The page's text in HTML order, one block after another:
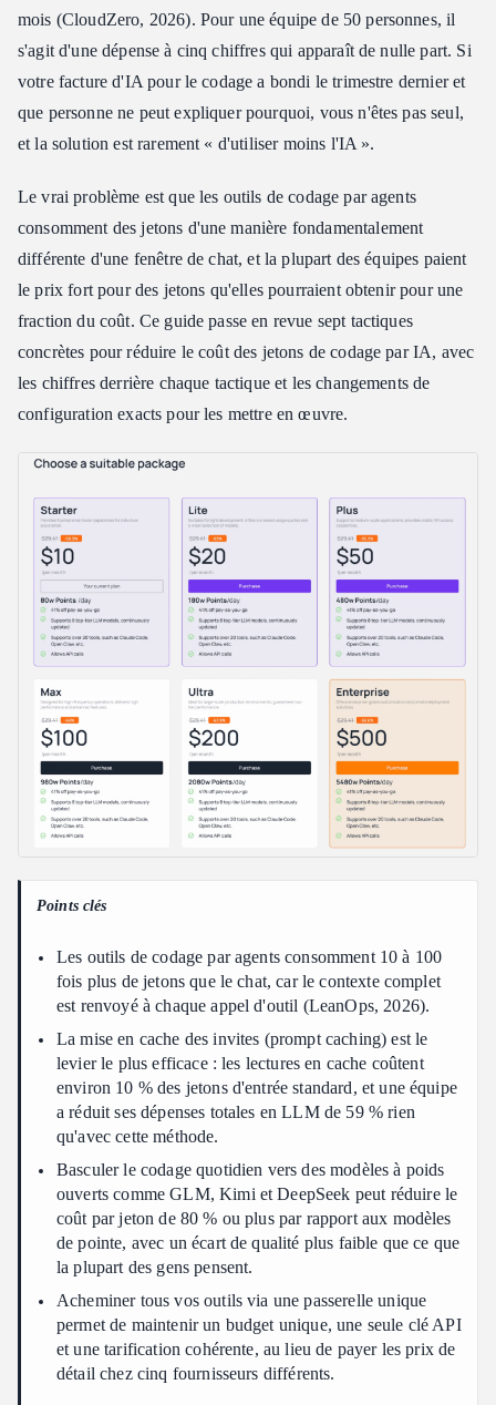
Tactique 2 : Faire correspondre le modèle à la tâche pour réduire
les coûts
Tactique 3 : Garder la fenêtre de contexte légère
Tactique 4 : Passer aux modèles à poids ouverts pour réduire le
Tactique 6 : Acheminer tous les outils via une passerelle de
codage unique
Tactique 7 : Fixer des budgets et surveiller le coût des jetons
Une comparaison de coûts réelle : Le coût des jetons de codage
En résumé : Une configuration qui maintient le coût des jetons
élevé que mon utilisation du chat ?
codage ?
Les modèles à poids ouverts moins chers sont-ils assez bons pour
le vrai travail de codage ?
Combien puis-je économiser de manière réaliste sur le coût des
jetons ?
Dois-je changer d'outils pour réduire mon coût en jetons ?
mois (CloudZero, 2026). Pour une équipe de 50 personnes, il
s'agit d'une dépense à cinq chiffres qui apparaît de nulle part. Si
votre facture d'IA pour le codage a bondi le trimestre dernier et
que personne ne peut expliquer pourquoi, vous n'êtes pas seul,
et la solution est rarement « d'utiliser moins l'IA ».
Le vrai problème est que les outils de codage par agents
consomment des jetons d'une manière fondamentalement
différente d'une fenêtre de chat, et la plupart des équipes paient
le prix fort pour des jetons qu'elles pourraient obtenir pour une
fraction du coût. Ce guide passe en revue sept tactiques
concrètes pour réduire le coût des jetons de codage par IA, avec
les chiffres derrière chaque tactique et les changements de
configuration exacts pour les mettre en œuvre.
Points clés
Les outils de codage par agents consomment 10 à 100
fois plus de jetons que le chat, car le contexte complet
est renvoyé à chaque appel d'outil (LeanOps, 2026).
La mise en cache des invites (prompt caching) est le
levier le plus efficace : les lectures en cache coûtent
environ 10 % des jetons d'entrée standard, et une équipe
a réduit ses dépenses totales en LLM de 59 % rien
qu'avec cette méthode.
Basculer le codage quotidien vers des modèles à poids
ouverts comme GLM, Kimi et DeepSeek peut réduire le
coût par jeton de 80 % ou plus par rapport aux modèles
de pointe, avec un écart de qualité plus faible que ce que
la plupart des gens pensent.
Acheminer tous vos outils via une passerelle unique
permet de maintenir un budget unique, une seule clé API
et une tarification cohérente, au lieu de payer les prix de
détail chez cinq fournisseurs différents.